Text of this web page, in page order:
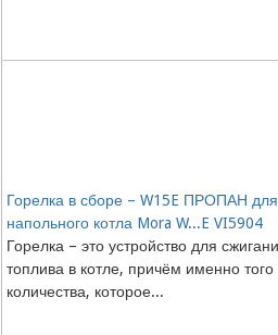
Горелка в сборе – W15E ПРОПАН для
напольного котла Mora W...E VI5904
Горелка – это устройство для
топлива в котле, причём именно того
количества, которое...